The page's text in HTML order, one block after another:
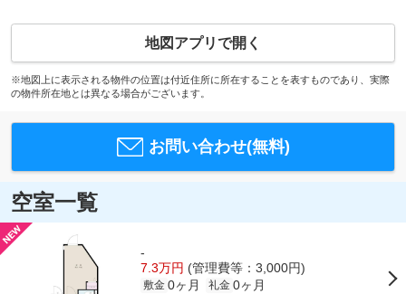
地図アプリで開く
※地図上に表示される物件の位置は付近住所に所在することを表すものであり、実際
の物件所在地とは異なる場合がございます。
お問い合わせ(無料)
空室一覧
-
7.3万円 (管理費等：3,000円)
敷金 0ヶ月 礼金 0ヶ月